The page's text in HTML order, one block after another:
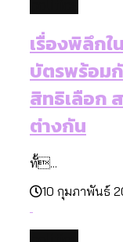
เรื่องพิลึกใ
บัตรพร้อม
สิทธิเลือก
ต่างกัน
ทั้...
10 กุมภาพันธ์